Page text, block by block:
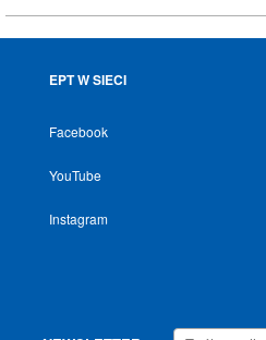
EPT W SIECI
Facebook
YouTube
Instagram